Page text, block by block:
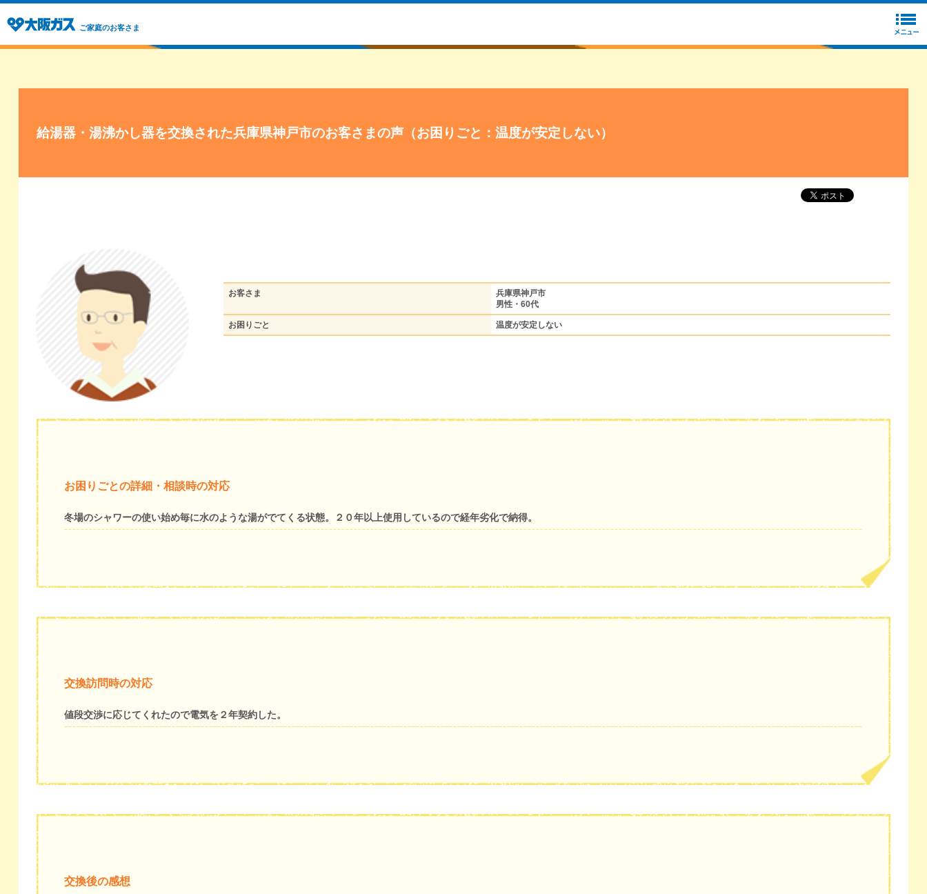
ご家庭のお客さま
給湯器・湯沸かし器を交換された兵庫県神戸市のお客さまの声（お困りごと：温度が安定しない）
お客さま
兵庫県神戸市
男性・60代
お困りごと 温度が安定しない
お困りごとの詳細・相談時の対応
冬場のシャワーの使い始め毎に水のような湯がでてくる状態。２０年以上使用しているので経年劣化で納得。
交換訪問時の対応
値段交渉に応じてくれたので電気を２年契約した。
交換後の感想